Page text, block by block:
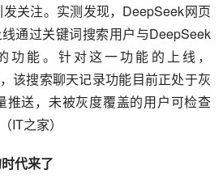
关注。实测发现，DeepSeek网页
通过关键词搜索用户与DeepSeek
功能。针对这一功能的上线，
该搜索聊天记录功能目前正处于灰
推送，未被灰度覆盖的用户可检查
IT之家）
代来了